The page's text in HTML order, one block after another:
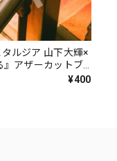
ルジア 山下大輝×
』アザーカットブ
¥400